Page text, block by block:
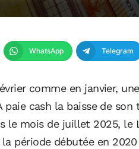
WhatsApp Telegram
comme en janvier,
cash la baisse de son
le mois de juillet 2025, le
période débutée en